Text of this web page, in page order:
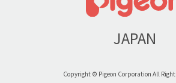
JAPAN
Copyright © Pigeon Corporation All